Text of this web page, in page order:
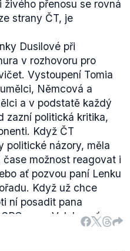
že jsem se na
název Czech Republic,
má pět let na to, aby
takže budeme
s označením Czech
jedeme dál," řekla
nákladů týká, v
kde
se píše o
korun. Za logo ke
a jeho následné
- Land of Stories)
korun. Šlechtová však
odkazuje i na další
zajišťuje, včetně
přenosu se rovná
strany ČT, je
Dusilové při
v rozhovoru pro
Vystoupení Tomia
Němcová a
a v podstatě každý
zazní politická kritika,
Když ČT
politické názory, měla
možnost reagovat i
ať pozvou paní Lenku
Když už chce
ní posadit pana
pana Velebu, ať
to paní Lenka Dusilová